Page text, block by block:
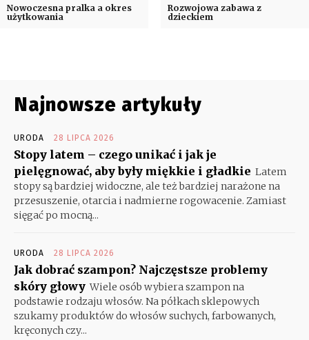
Nowoczesna pralka a okres
użytkowania
Rozwojowa zabawa z
dzieckiem
Najnowsze artykuły
URODA 28 LIPCA 2026
Stopy latem – czego unikać i jak je
pielęgnować, aby były miękkie i gładkie Latem
stopy są bardziej widoczne, ale też bardziej narażone na
przesuszenie, otarcia i nadmierne rogowacenie. Zamiast
sięgać po mocną...
URODA 28 LIPCA 2026
Jak dobrać szampon? Najczęstsze problemy
skóry głowy Wiele osób wybiera szampon na
podstawie rodzaju włosów. Na półkach sklepowych
szukamy produktów do włosów suchych, farbowanych,
kręconych czy...